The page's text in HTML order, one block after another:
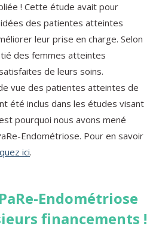
! Cette étude avait pour
des patientes atteintes
leur prise en charge. Selon
des femmes atteintes
de leurs soins.
vue des patientes atteintes de
été inclus dans les études visant
pourquoi nous avons mené
Endométriose. Pour en savoir
ici.
Endométriose
financements !